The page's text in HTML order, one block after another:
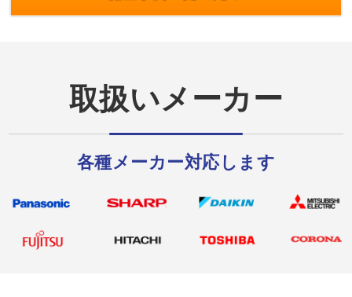
取扱いメーカー
各種メーカー対応します